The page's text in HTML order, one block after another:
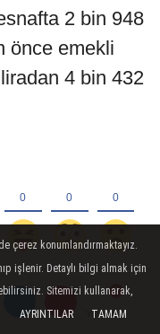
Yorumlar
Yorumlar
2 bin 948
önce emekli
4 bin 432
çerez konumlandırmaktayız.
işlenir. Detaylı bilgi almak için
Sitemizi kullanarak,
AYRINTILAR TAMAM